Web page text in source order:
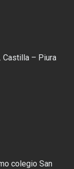
Castilla – Piura
colegio San